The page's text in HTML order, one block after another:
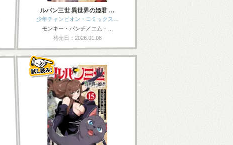
ルパン三世 異世界の姫君 …
少年チャンピオン・コミックス…
モンキー・パンチ／エム・…
発売日：2026.01.08